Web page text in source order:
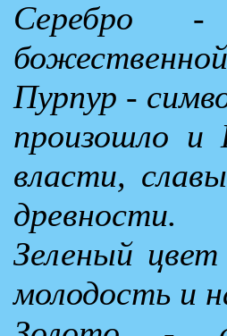
Серебро -
Пурпур -
произошло и
власти,
древности.
Зеленый цвет
молодость и